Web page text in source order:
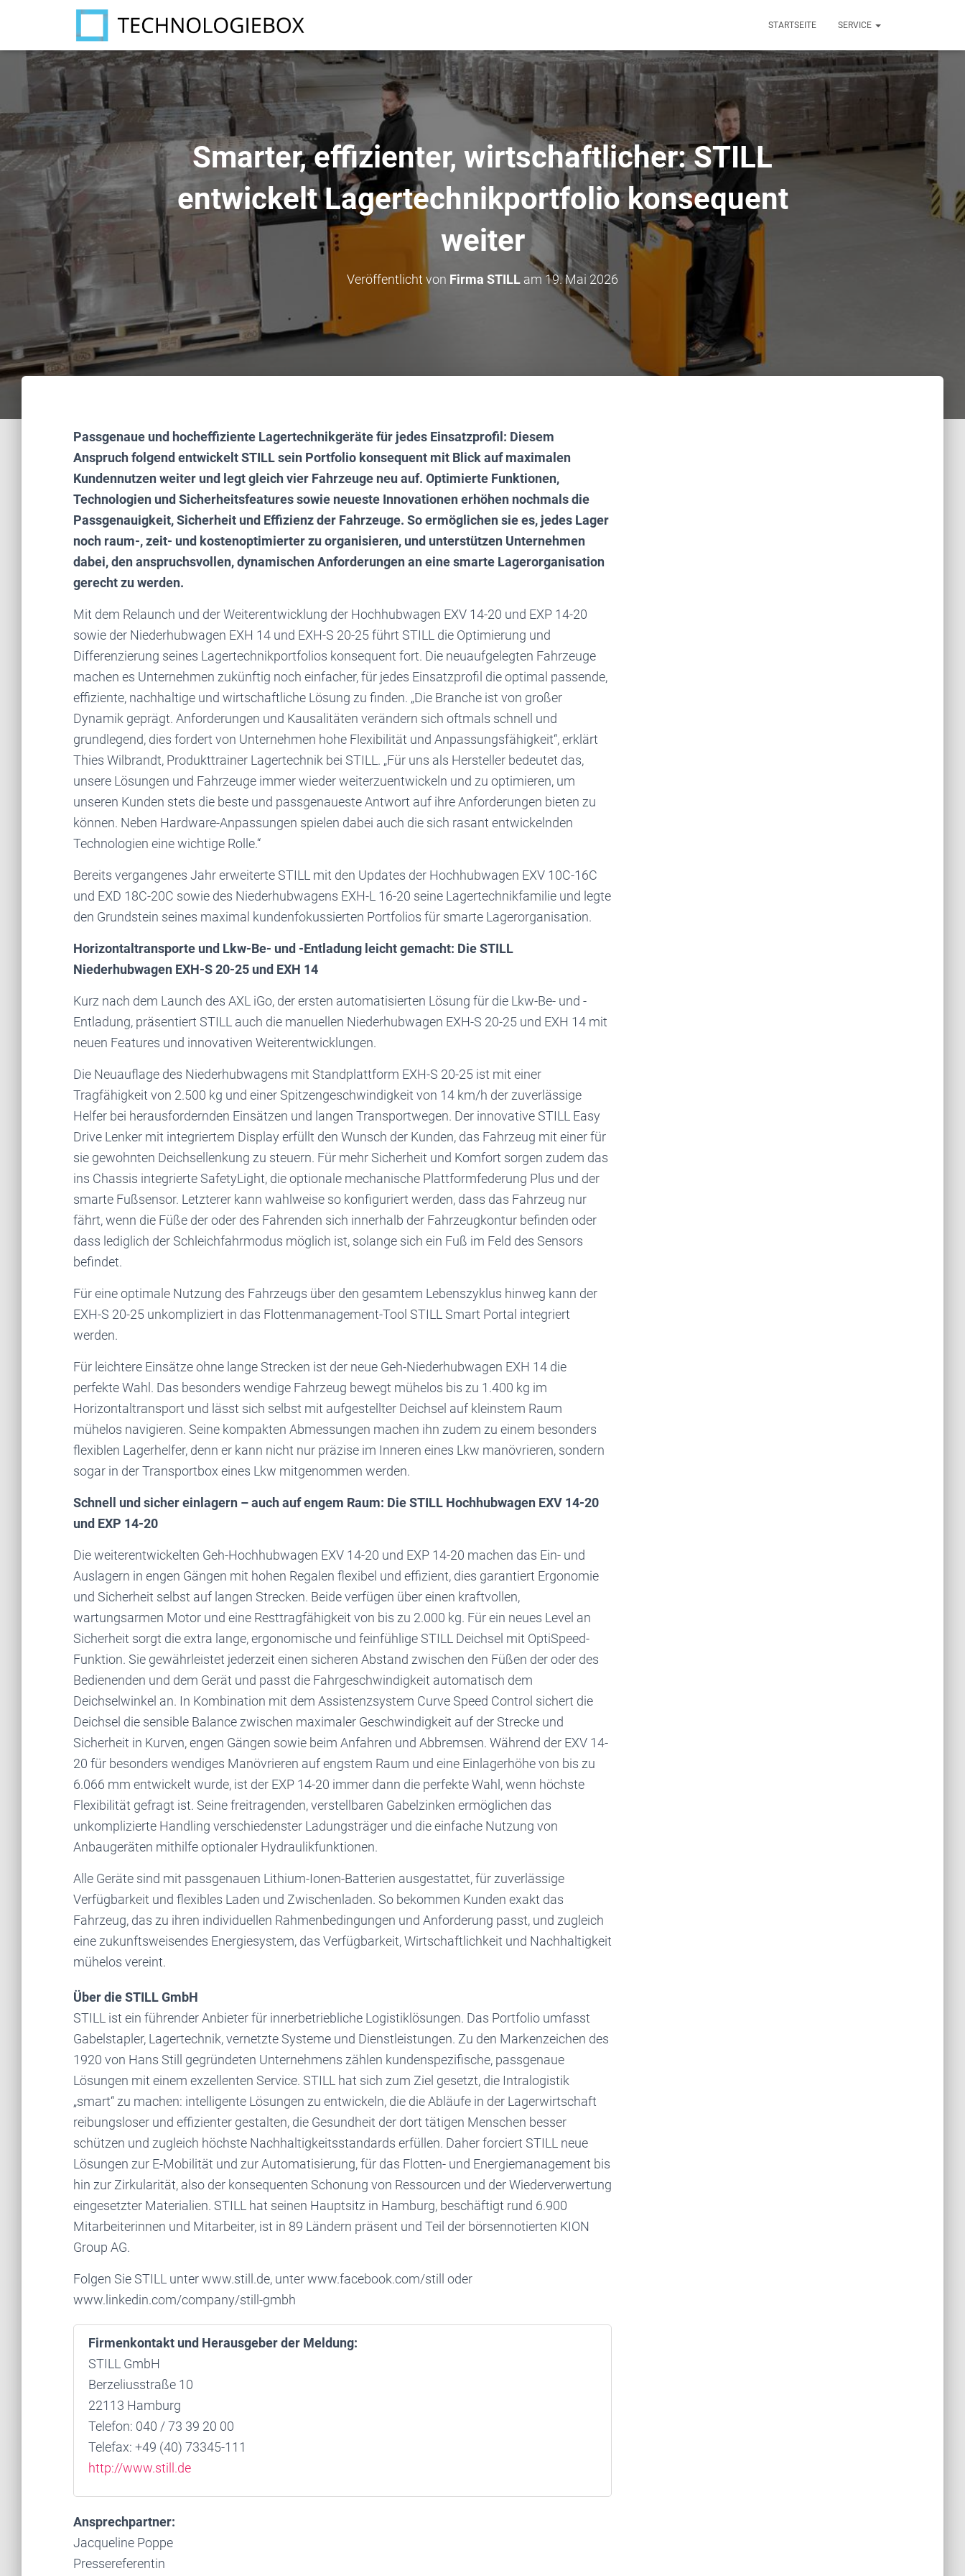
STARTSEITE SERVICE
Smarter, effizienter, wirtschaftlicher: STILL
entwickelt Lagertechnikportfolio konsequent
weiter
Veröffentlicht von Firma STILL am19. Mai 2026
Passgenaue und hocheffiziente Lagertechnikgeräte für jedes Einsatzprofil: Diesem
Anspruch folgend entwickelt STILL sein Portfolio konsequent mit Blick auf maximalen
Kundennutzen weiter und legt gleich vier Fahrzeuge neu auf. Optimierte Funktionen,
Technologien und Sicherheitsfeatures sowie neueste Innovationen erhöhen nochmals die
Passgenauigkeit, Sicherheit und Effizienz der Fahrzeuge. So ermöglichen sie es, jedes Lager
noch raum-, zeit- und kostenoptimierter zu organisieren, und unterstützen Unternehmen
dabei, den anspruchsvollen, dynamischen Anforderungen an eine smarte Lagerorganisation
gerecht zu werden.
Mit dem Relaunch und der Weiterentwicklung der Hochhubwagen EXV 14-20 und EXP 14-20
sowie der Niederhubwagen EXH 14 und EXH-S 20-25 führt STILL die Optimierung und
Differenzierung seines Lagertechnikportfolios konsequent fort. Die neuaufgelegten Fahrzeuge
machen es Unternehmen zukünftig noch einfacher, für jedes Einsatzprofil die optimal passende,
effiziente, nachhaltige und wirtschaftliche Lösung zu finden. „Die Branche ist von großer
Dynamik geprägt. Anforderungen und Kausalitäten verändern sich oftmals schnell und
grundlegend, dies fordert von Unternehmen hohe Flexibilität und Anpassungsfähigkeit“, erklärt
Thies Wilbrandt, Produkttrainer Lagertechnik bei STILL. „Für uns als Hersteller bedeutet das,
unsere Lösungen und Fahrzeuge immer wieder weiterzuentwickeln und zu optimieren, um
unseren Kunden stets die beste und passgenaueste Antwort auf ihre Anforderungen bieten zu
können. Neben Hardware-Anpassungen spielen dabei auch die sich rasant entwickelnden
Technologien eine wichtige Rolle.“
Bereits vergangenes Jahr erweiterte STILL mit den Updates der Hochhubwagen EXV 10C-16C
und EXD 18C-20C sowie des Niederhubwagens EXH-L 16-20 seine Lagertechnikfamilie und legte
den Grundstein seines maximal kundenfokussierten Portfolios für smarte Lagerorganisation.
Horizontaltransporte und Lkw-Be- und -Entladung leicht gemacht: Die STILL
Niederhubwagen EXH-S 20-25 und EXH 14
Kurz nach dem Launch des AXL iGo, der ersten automatisierten Lösung für die Lkw-Be- und -
Entladung, präsentiert STILL auch die manuellen Niederhubwagen EXH-S 20-25 und EXH 14 mit
neuen Features und innovativen Weiterentwicklungen.
Die Neuauflage des Niederhubwagens mit Standplattform EXH-S 20-25 ist mit einer
Tragfähigkeit von 2.500 kg und einer Spitzengeschwindigkeit von 14 km/h der zuverlässige
Helfer bei herausfordernden Einsätzen und langen Transportwegen. Der innovative STILL Easy
Drive Lenker mit integriertem Display erfüllt den Wunsch der Kunden, das Fahrzeug mit einer für
sie gewohnten Deichsellenkung zu steuern. Für mehr Sicherheit und Komfort sorgen zudem das
ins Chassis integrierte SafetyLight, die optionale mechanische Plattformfederung Plus und der
smarte Fußsensor. Letzterer kann wahlweise so konfiguriert werden, dass das Fahrzeug nur
fährt, wenn die Füße der oder des Fahrenden sich innerhalb der Fahrzeugkontur befinden oder
dass lediglich der Schleichfahrmodus möglich ist, solange sich ein Fuß im Feld des Sensors
befindet.
Für eine optimale Nutzung des Fahrzeugs über den gesamtem Lebenszyklus hinweg kann der
EXH-S 20-25 unkompliziert in das Flottenmanagement-Tool STILL Smart Portal integriert
werden.
Für leichtere Einsätze ohne lange Strecken ist der neue Geh-Niederhubwagen EXH 14 die
perfekte Wahl. Das besonders wendige Fahrzeug bewegt mühelos bis zu 1.400 kg im
Horizontaltransport und lässt sich selbst mit aufgestellter Deichsel auf kleinstem Raum
mühelos navigieren. Seine kompakten Abmessungen machen ihn zudem zu einem besonders
flexiblen Lagerhelfer, denn er kann nicht nur präzise im Inneren eines Lkw manövrieren, sondern
sogar in der Transportbox eines Lkw mitgenommen werden.
Schnell und sicher einlagern – auch auf engem Raum: Die STILL Hochhubwagen EXV 14-20
und EXP 14-20
Die weiterentwickelten Geh-Hochhubwagen EXV 14-20 und EXP 14-20 machen das Ein- und
Auslagern in engen Gängen mit hohen Regalen flexibel und effizient, dies garantiert Ergonomie
und Sicherheit selbst auf langen Strecken. Beide verfügen über einen kraftvollen,
wartungsarmen Motor und eine Resttragfähigkeit von bis zu 2.000 kg. Für ein neues Level an
Sicherheit sorgt die extra lange, ergonomische und feinfühlige STILL Deichsel mit OptiSpeed-
Funktion. Sie gewährleistet jederzeit einen sicheren Abstand zwischen den Füßen der oder des
Bedienenden und dem Gerät und passt die Fahrgeschwindigkeit automatisch dem
Deichselwinkel an. In Kombination mit dem Assistenzsystem Curve Speed Control sichert die
Deichsel die sensible Balance zwischen maximaler Geschwindigkeit auf der Strecke und
Sicherheit in Kurven, engen Gängen sowie beim Anfahren und Abbremsen. Während der EXV 14-
20 für besonders wendiges Manövrieren auf engstem Raum und eine Einlagerhöhe von bis zu
6.066 mm entwickelt wurde, ist der EXP 14-20 immer dann die perfekte Wahl, wenn höchste
Flexibilität gefragt ist. Seine freitragenden, verstellbaren Gabelzinken ermöglichen das
unkomplizierte Handling verschiedenster Ladungsträger und die einfache Nutzung von
Anbaugeräten mithilfe optionaler Hydraulikfunktionen.
Alle Geräte sind mit passgenauen Lithium-Ionen-Batterien ausgestattet, für zuverlässige
Verfügbarkeit und flexibles Laden und Zwischenladen. So bekommen Kunden exakt das
Fahrzeug, das zu ihren individuellen Rahmenbedingungen und Anforderung passt, und zugleich
eine zukunftsweisendes Energiesystem, das Verfügbarkeit, Wirtschaftlichkeit und Nachhaltigkeit
mühelos vereint.
Über die STILL GmbH
STILL ist ein führender Anbieter für innerbetriebliche Logistiklösungen. Das Portfolio umfasst
Gabelstapler, Lagertechnik, vernetzte Systeme und Dienstleistungen. Zu den Markenzeichen des
1920 von Hans Still gegründeten Unternehmens zählen kundenspezifische, passgenaue
Lösungen mit einem exzellenten Service. STILL hat sich zum Ziel gesetzt, die Intralogistik
„smart“ zu machen: intelligente Lösungen zu entwickeln, die die Abläufe in der Lagerwirtschaft
reibungsloser und effizienter gestalten, die Gesundheit der dort tätigen Menschen besser
schützen und zugleich höchste Nachhaltigkeitsstandards erfüllen. Daher forciert STILL neue
Lösungen zur E-Mobilität und zur Automatisierung, für das Flotten- und Energiemanagement bis
hin zur Zirkularität, also der konsequenten Schonung von Ressourcen und der Wiederverwertung
eingesetzter Materialien. STILL hat seinen Hauptsitz in Hamburg, beschäftigt rund 6.900
Mitarbeiterinnen und Mitarbeiter, ist in 89 Ländern präsent und Teil der börsennotierten KION
Group AG.
Folgen Sie STILL unter www.still.de, unter www.facebook.com/still oder
www.linkedin.com/company/still-gmbh
Firmenkontakt und Herausgeber der Meldung:
STILL GmbH
Berzeliusstraße 10
22113 Hamburg
Telefon: 040 / 73 39 20 00
Telefax: +49 (40) 73345-111
http://www.still.de
Ansprechpartner:
Jacqueline Poppe
Pressereferentin